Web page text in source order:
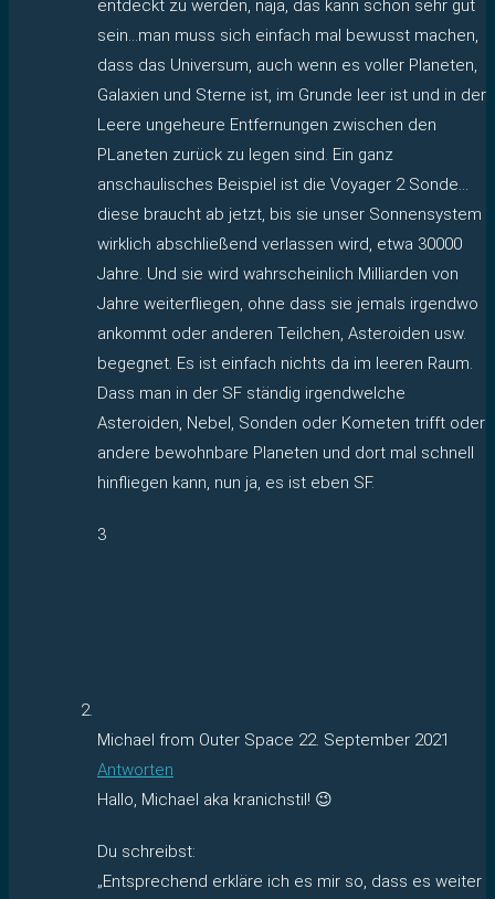
entdeckt zu werden, naja, das kann schon sehr gut
sein…man muss sich einfach mal bewusst machen,
dass das Universum, auch wenn es voller Planeten,
Galaxien und Sterne ist, im Grunde leer ist und in der
Leere ungeheure Entfernungen zwischen den
PLaneten zurück zu legen sind. Ein ganz
anschaulisches Beispiel ist die Voyager 2 Sonde…
diese braucht ab jetzt, bis sie unser Sonnensystem
wirklich abschließend verlassen wird, etwa 30000
Jahre. Und sie wird wahrscheinlich Milliarden von
Jahre weiterfliegen, ohne dass sie jemals irgendwo
ankommt oder anderen Teilchen, Asteroiden usw.
begegnet. Es ist einfach nichts da im leeren Raum.
Dass man in der SF ständig irgendwelche
Asteroiden, Nebel, Sonden oder Kometen trifft oder
andere bewohnbare Planeten und dort mal schnell
hinfliegen kann, nun ja, es ist eben SF.
3
Michael from Outer Space 22. September 2021
Antworten
Hallo, Michael aka kranichstil! 😉
Du schreibst:
„Entsprechend erkläre ich es mir so, dass es weiter